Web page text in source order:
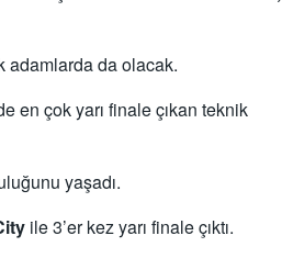
adamlarda da olacak.
en çok yarı finale çıkan teknik
yaşadı.
ile 3’er kez yarı finale çıktı.